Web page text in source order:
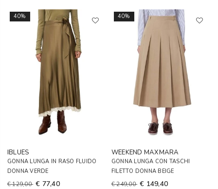
40%
IBLUES
GONNA LUNGA IN RASO FLUIDO
DONNA VERDE
€ 129,00 € 77,40
40%
WEEKEND MAXMARA
GONNA LUNGA CON TASCHI
FILETTO DONNA BEIGE
€ 249,00 € 149,40